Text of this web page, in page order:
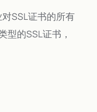
SSL证书的所有
的SSL证书，